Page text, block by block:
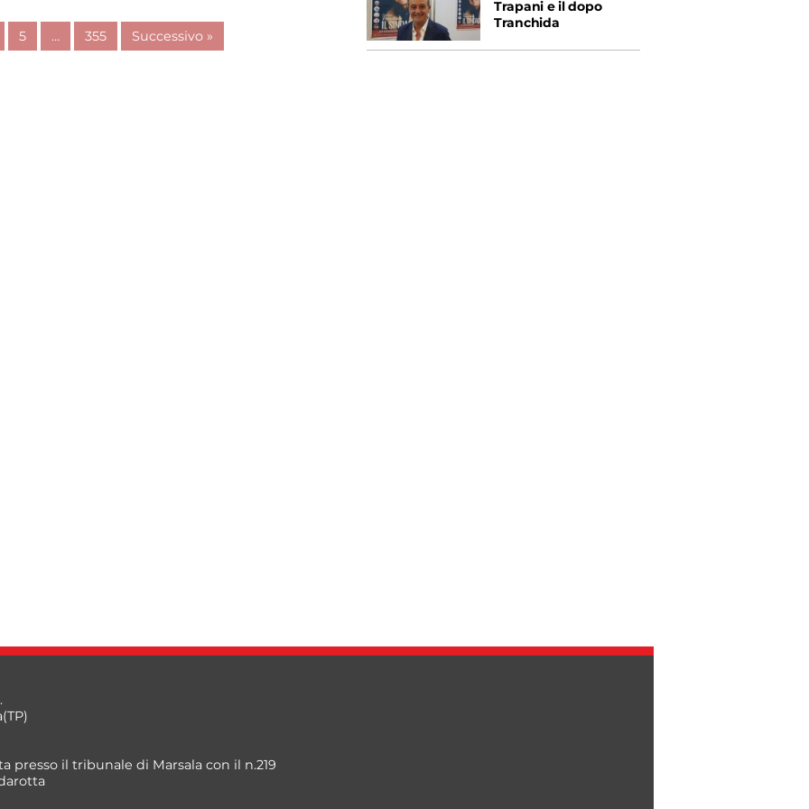
5 … 355 Successivo »
Trapani e il dopo
Tranchida
presso il tribunale di Marsala con il n.219